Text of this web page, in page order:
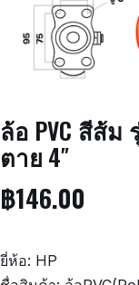
ล้อ PVC สีส้
ตาย 4″
฿146.00
ยี่ห้อ: HP